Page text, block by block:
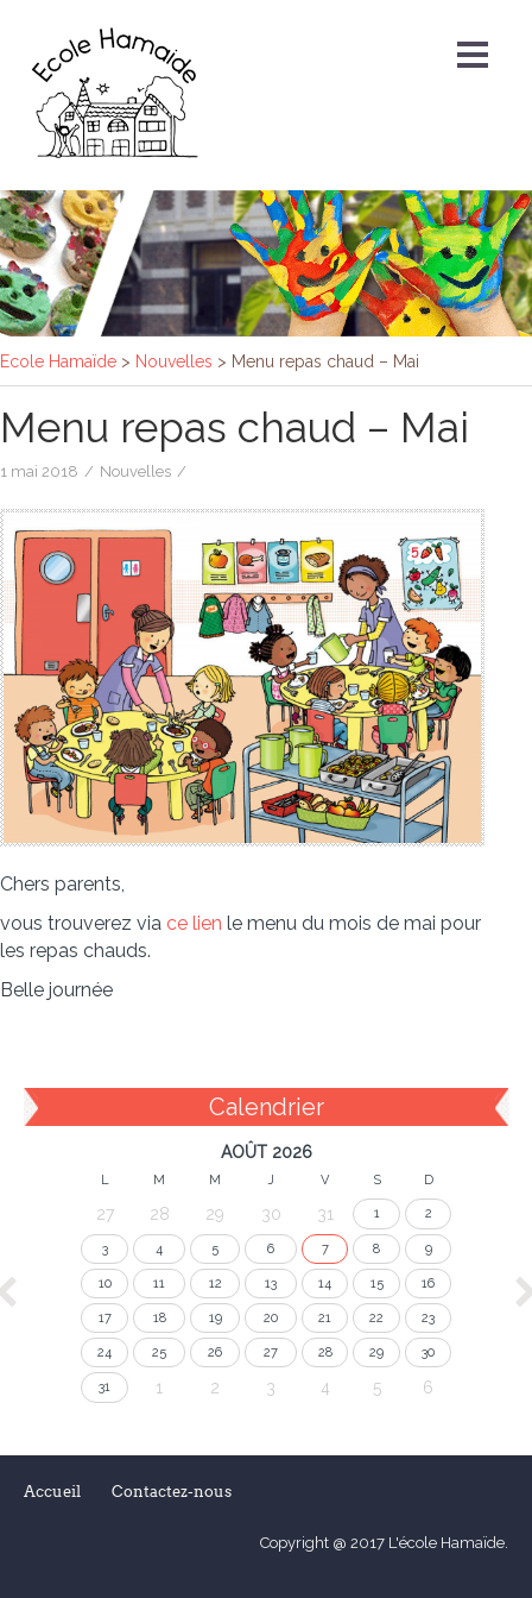
Ecole Hamaïde > Nouvelles > Menu repas chaud – Mai
Menu repas chaud – Mai
1 mai 2018 / Nouvelles /
Chers parents,
vous trouverez via ce lien le menu du mois de mai pour
les repas chauds.
Belle journée
Calendrier
AOÛT 2026
L M M J V S D
27 28 29 30 31 1 2
3 4 5 6 7 8 9
10 11 12 13 14 15 16
17 18 19 20 21 22 23
24 25 26 27 28 29 30
31 1 2 3 4 5 6
Accueil Contactez-nous
Copyright @ 2017 L'école Hamaïde.